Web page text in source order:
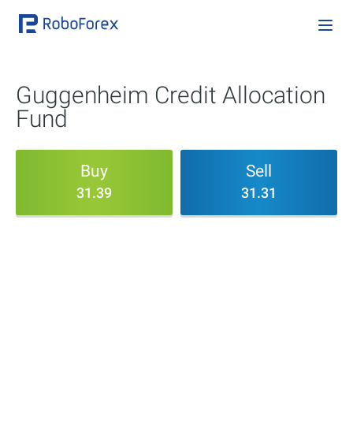
Guggenheim Credit Allocation
Fund
Buy
31.39
Sell
31.31